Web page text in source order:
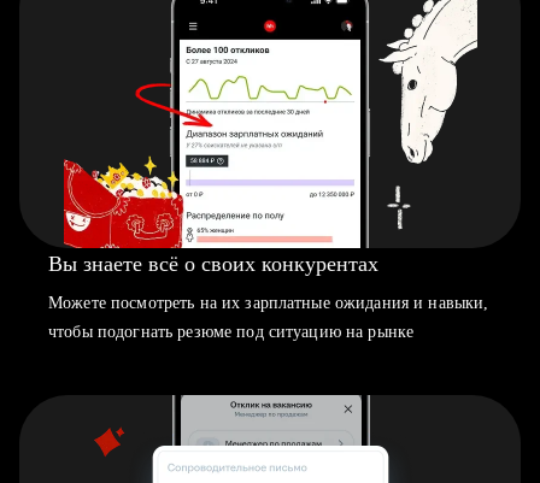
Вы знаете всё о своих конкурентах
Можете посмотреть на их зарплатные ожидания и навыки,
чтобы подогнать резюме под ситуацию на рынке